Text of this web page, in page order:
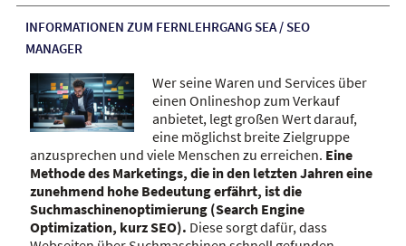
INFORMATIONEN ZUM FERNLEHRGANG SEA / SEO
MANAGER
Wer seine Waren und Services über
einen Onlineshop zum Verkauf
anbietet, legt großen Wert darauf,
eine möglichst breite Zielgruppe
anzusprechen und viele Menschen zu erreichen. Eine
Methode des Marketings, die in den letzten Jahren eine
zunehmend hohe Bedeutung erfährt, ist die
Suchmaschinenoptimierung (Search Engine
Optimization, kurz SEO). Diese sorgt dafür, dass